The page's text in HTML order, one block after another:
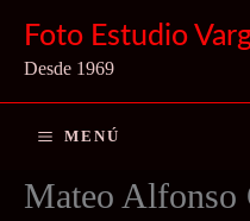
contenido
Foto Estudio
Desde 1969
MENÚ
Mateo Alfonso